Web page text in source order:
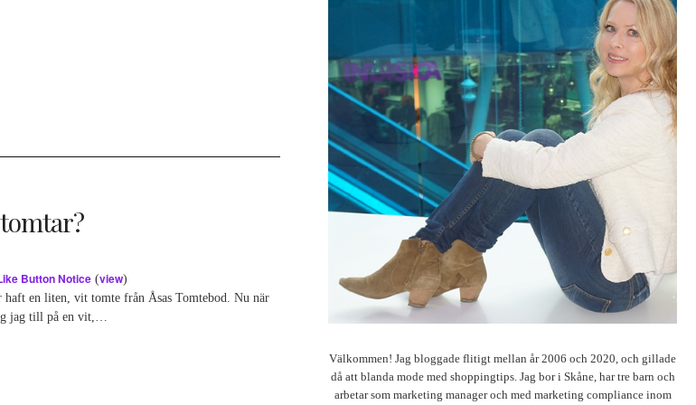
Button Notice (view)
haft en liten, vit tomte från Åsas Tomtebod. Nu när
jag till på en vit,…
Välkommen! Jag bloggade flitigt mellan år 2006 och 2020, och gillade
då att blanda mode med shoppingtips. Jag bor i Skåne, har tre barn och
arbetar som marketing manager och med marketing compliance inom